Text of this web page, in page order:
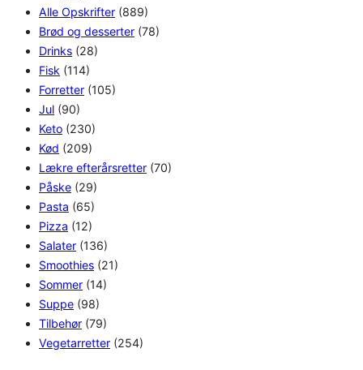
Alle Opskrifter (889)
Brød og desserter (78)
Drinks (28)
Fisk (114)
Forretter (105)
Jul (90)
Keto (230)
Kød (209)
Lækre efterårsretter (70)
Påske (29)
Pasta (65)
Pizza (12)
Salater (136)
Smoothies (21)
Sommer (14)
Suppe (98)
Tilbehør (79)
Vegetarretter (254)